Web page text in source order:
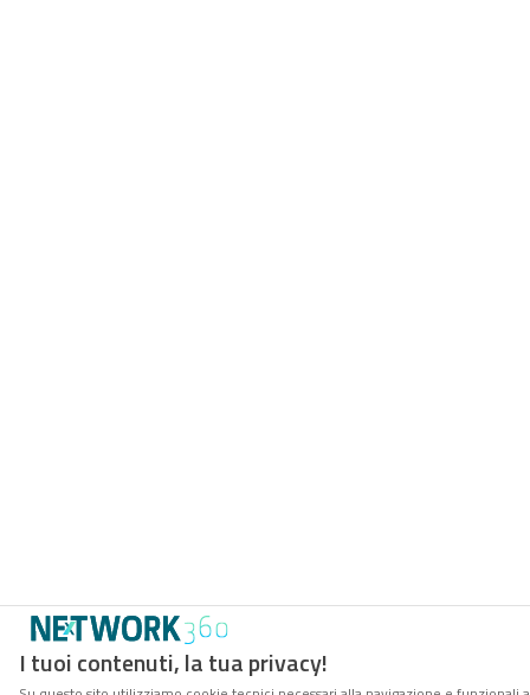
I tuoi contenuti, la tua privacy!